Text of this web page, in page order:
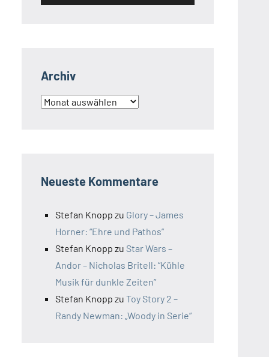
Archiv
Archiv
Neueste Kommentare
Stefan Knopp zu Glory – James
Horner: “Ehre und Pathos”
Stefan Knopp zu Star Wars –
Andor – Nicholas Britell: “Kühle
Musik für dunkle Zeiten”
Stefan Knopp zu Toy Story 2 –
Randy Newman: „Woody in Serie“